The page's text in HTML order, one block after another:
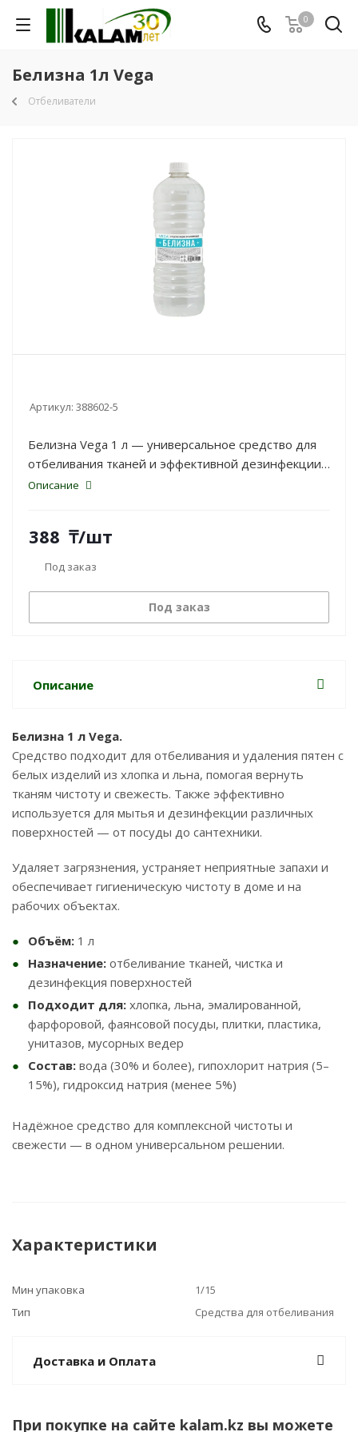
0
Белизна 1л Vega
Отбеливатели
Артикул: 388602-5
Белизна Vega 1 л — универсальное средство для
отбеливания тканей и эффективной дезинфекции
поверхностей в быту и хозяйстве.
Описание
388 ₸/шт
Под заказ
Под заказ
Описание
Белизна 1 л Vega.
Средство подходит для отбеливания и удаления пятен с
белых изделий из хлопка и льна, помогая вернуть
тканям чистоту и свежесть. Также эффективно
используется для мытья и дезинфекции различных
поверхностей — от посуды до сантехники.
Удаляет загрязнения, устраняет неприятные запахи и
обеспечивает гигиеническую чистоту в доме и на
рабочих объектах.
Объём: 1 л
Назначение: отбеливание тканей, чистка и
дезинфекция поверхностей
Подходит для: хлопка, льна, эмалированной,
фарфоровой, фаянсовой посуды, плитки, пластика,
унитазов, мусорных ведер
Состав: вода (30% и более), гипохлорит натрия (5–
15%), гидроксид натрия (менее 5%)
Надёжное средство для комплексной чистоты и
свежести — в одном универсальном решении.
Характеристики
Мин упаковка
1/15
Тип
Средства для отбеливания
Доставка и Оплата
При покупке на сайте kalam.kz вы можете